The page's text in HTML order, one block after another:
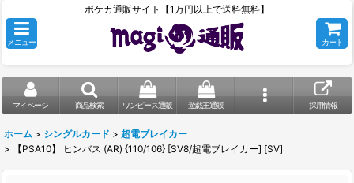
ポケカ通販サイト【1万円以上で送料無料】
メニュー カート
マイページ 商品検索 ワンピース通販 遊戯王通販 採用情報
ホーム > シングルカード > 超電ブレイカー
>
【PSA10】 ヒンバス (AR) {110/106} [SV8/超電ブレイカー] [SV]